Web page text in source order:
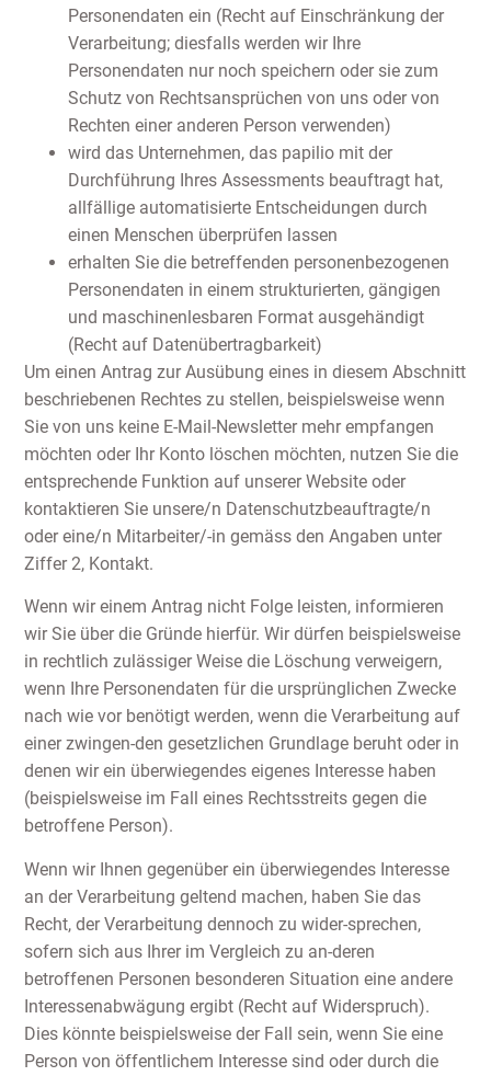
Personendaten ein (Recht auf Einschränkung der
Verarbeitung; diesfalls werden wir Ihre
Personendaten nur noch speichern oder sie zum
Schutz von Rechtsansprüchen von uns oder von
Rechten einer anderen Person verwenden)
wird das Unternehmen, das papilio mit der
Durchführung Ihres Assessments beauftragt hat,
allfällige automatisierte Entscheidungen durch
einen Menschen überprüfen lassen
erhalten Sie die betreffenden personenbezogenen
Personendaten in einem strukturierten, gängigen
und maschinenlesbaren Format ausgehändigt
(Recht auf Datenübertragbarkeit)
Um einen Antrag zur Ausübung eines in diesem Abschnitt
beschriebenen Rechtes zu stellen, beispielsweise wenn
Sie von uns keine E-Mail-Newsletter mehr empfangen
möchten oder Ihr Konto löschen möchten, nutzen Sie die
entsprechende Funktion auf unserer Website oder
kontaktieren Sie unsere/n Datenschutzbeauftragte/n
oder eine/n Mitarbeiter/-in gemäss den Angaben unter
Ziffer 2, Kontakt.
Wenn wir einem Antrag nicht Folge leisten, informieren
wir Sie über die Gründe hierfür. Wir dürfen beispielsweise
in rechtlich zulässiger Weise die Löschung verweigern,
wenn Ihre Personendaten für die ursprünglichen Zwecke
nach wie vor benötigt werden, wenn die Verarbeitung auf
einer zwingen-den gesetzlichen Grundlage beruht oder in
denen wir ein überwiegendes eigenes Interesse haben
(beispielsweise im Fall eines Rechtsstreits gegen die
betroffene Person).
Wenn wir Ihnen gegenüber ein überwiegendes Interesse
an der Verarbeitung geltend machen, haben Sie das
Recht, der Verarbeitung dennoch zu wider-sprechen,
sofern sich aus Ihrer im Vergleich zu an-deren
betroffenen Personen besonderen Situation eine andere
Interessenabwägung ergibt (Recht auf Widerspruch).
Dies könnte beispielsweise der Fall sein, wenn Sie eine
Person von öffentlichem Interesse sind oder durch die